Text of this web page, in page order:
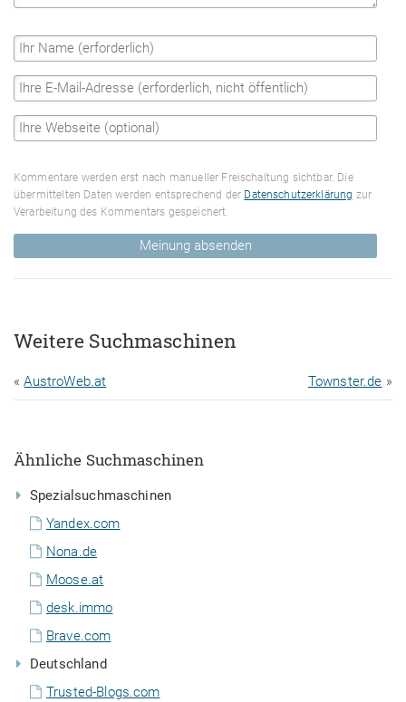
Kommentare werden erst nach manueller Freischaltung sichtbar. Die
übermittelten Daten werden entsprechend der Datenschutzerklärung zur
Verarbeitung des Kommentars gespeichert.
Meinung absenden
Weitere Suchmaschinen
«AustroWeb.at Townster.de »
Ähnliche Suchmaschinen
Spezialsuchmaschinen
Yandex.com
Nona.de
Moose.at
desk.immo
Brave.com
Deutschland
Trusted-Blogs.com